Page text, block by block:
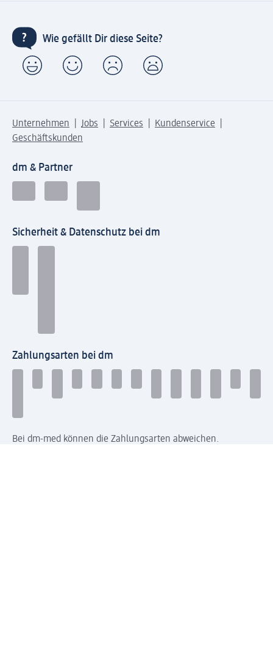
Wie gefällt Dir diese Seite?
Unternehmen Jobs Services
Kundenservice
Geschäftskunden
dm & Partner
Sicherheit & Datenschutz bei dm
Zahlungsarten bei dm
Bei dm-med können die Zahlungsarten abweichen.